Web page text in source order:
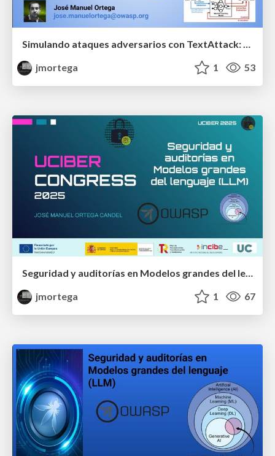
Simulando ataques adversarios con TextAttack: Vulnerabilidades y defensas en PLN
jmortega
1 53
Seguridad y auditorías en Modelos grandes del lenguaje (LLM)
jmortega
1 67